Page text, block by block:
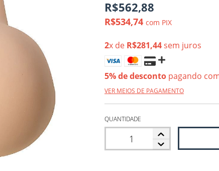
R$562,88
R$534,74 com PIX
2x de R$281,44sem juros
5% de desconto pagando
VER MEIOS DE PAGAMENTO
QUANTIDADE